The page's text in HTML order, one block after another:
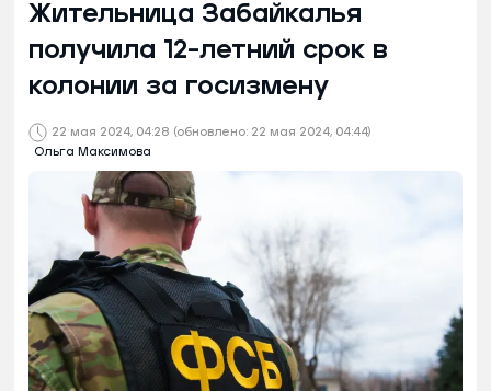
22 мая 2024, 04:28 (обновлено: 22 мая 2024, 04:44)
Ольга Максимова
Жительница Забайкалья
получила 12-летний срок в
колонии за госизмену